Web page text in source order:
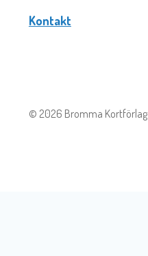
Kontakt
© 2026 Bromma Kortförlag